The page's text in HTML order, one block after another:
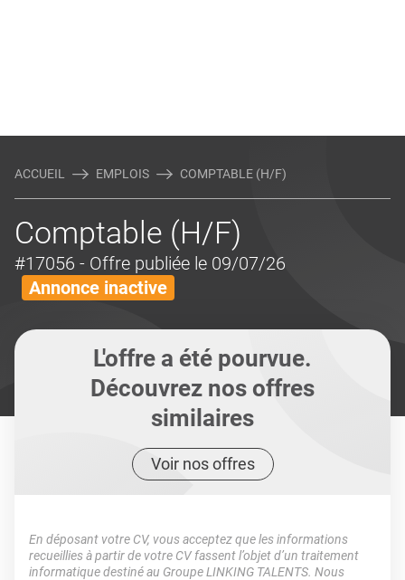
ACCUEIL EMPLOIS COMPTABLE (H/F)
Comptable (H/F)
#17056 - Offre publiée le 09/07/26
Annonce inactive
L'offre a été pourvue.
Découvrez nos offres
similaires
Voir nos offres
En déposant votre CV, vous acceptez que les informations
recueillies à partir de votre CV fassent l’objet d’un traitement
informatique destiné au Groupe LINKING TALENTS. Nous